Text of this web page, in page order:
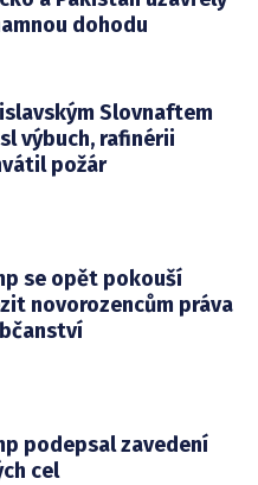
dohodu
Slovnaftem
výbuch, rafinérii
požár
se opět pokouší
novorozencům práva
podepsal zavedení
cel